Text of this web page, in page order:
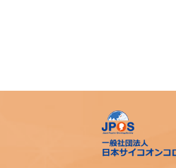
アピアランス＜問題＞への心理社